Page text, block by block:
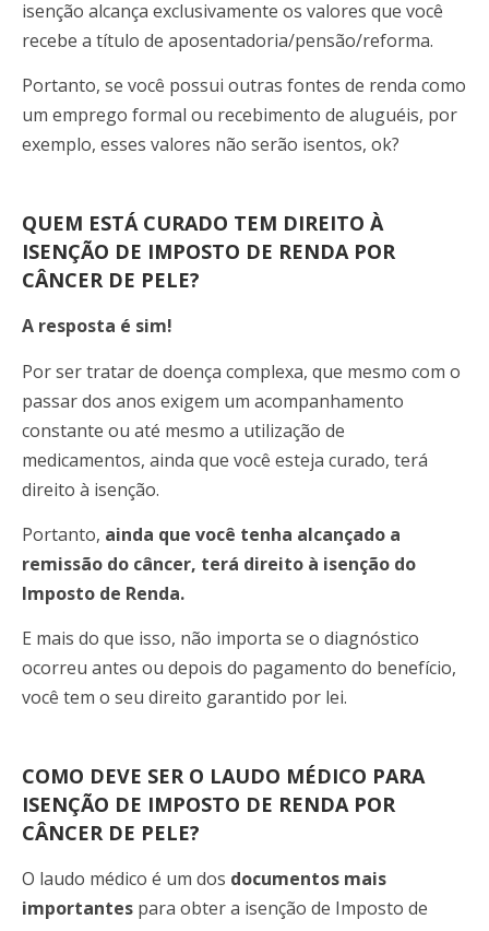
isenção alcança exclusivamente os valores que você
recebe a título de aposentadoria/pensão/reforma.
Portanto, se você possui outras fontes de renda como
um emprego formal ou recebimento de aluguéis, por
exemplo, esses valores não serão isentos, ok?
QUEM ESTÁ CURADO TEM DIREITO À
ISENÇÃO DE IMPOSTO DE RENDA POR
CÂNCER DE PELE?
A resposta é sim!
Por ser tratar de doença complexa, que mesmo com o
passar dos anos exigem um acompanhamento
constante ou até mesmo a utilização de
medicamentos, ainda que você esteja curado, terá
direito à isenção.
Portanto, ainda que você tenha alcançado a
remissão do câncer, terá direito à isenção do
Imposto de Renda.
E mais do que isso, não importa se o diagnóstico
ocorreu antes ou depois do pagamento do benefício,
você tem o seu direito garantido por lei.
COMO DEVE SER O LAUDO MÉDICO PARA
ISENÇÃO DE IMPOSTO DE RENDA POR
CÂNCER DE PELE?
O laudo médico é um dos documentos mais
importantes para obter a isenção de Imposto de